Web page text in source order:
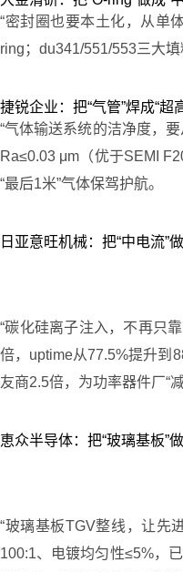
“密封圈也要本土化，从单
ring；du341/551/553三大
捷锐企业：把“气管”焊成“超
“气体输送系统的洁净度，
Ra≤0.03 μm（优于SEMI
“最后1米”气体保驾护航。
日亚意旺机械：把“中电流”
“碳化硅离子注入，不再只
倍，uptime从77.5%提升到
友商2.5倍，为功率器件厂“
恵众半导体：把“玻璃基板”
“玻璃基板TGV整线，让先
100:1、电镀均匀性≤5%，